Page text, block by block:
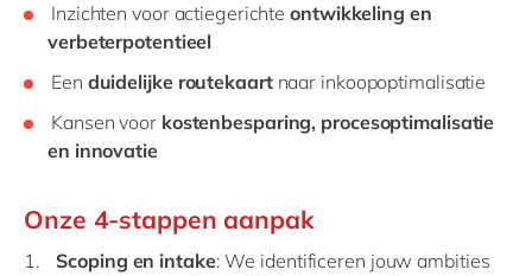
Inzichten voor actiegerichte ontwikkeling en
verbeterpotentieel
Een duidelijke routekaartnaar inkoopoptimalisatie
Kansen voor kostenbesparing, procesoptimalisatie
en innovatie
Onze 4-stappen aanpak
Scoping en intake: We identificeren jouw ambities